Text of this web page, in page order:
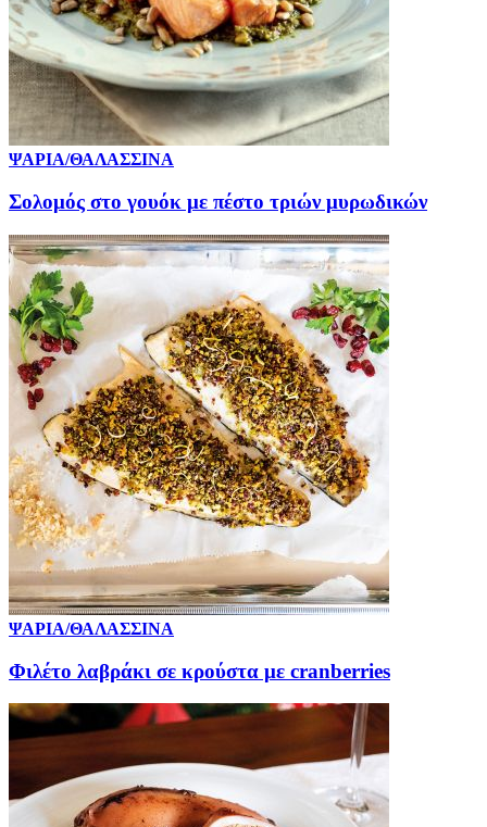
ΨΑΡΙΑ/ΘΑΛΑΣΣΙΝΑ
Σολομός στο γουόκ με πέστο τριών μυρωδικών
ΨΑΡΙΑ/ΘΑΛΑΣΣΙΝΑ
Φιλέτο λαβράκι σε κρούστα με cranberries